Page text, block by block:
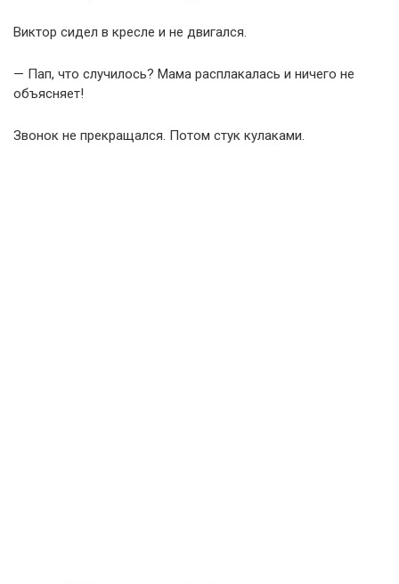
Виктор сидел в кресле и не двигался.
— Пап, что случилось? Мама расплакалась и ничего не
объясняет!
Звонок не прекращался. Потом стук кулаками.